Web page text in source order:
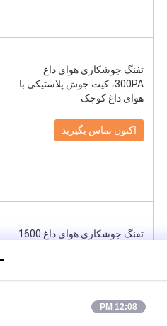
تفنگ جوشکاری هوای داغ
300PA، کیت جوش پلاستیکی با
هوای داغ کوچک
اکنون تماس بگیرید
تفنگ جوشکاری هوای داغ 1600
اکنون تماس بگیرید
12:08 PM